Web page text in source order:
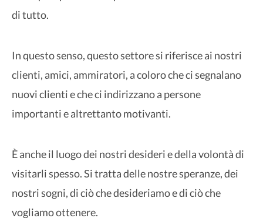
di tutto.
In questo senso, questo settore si riferisce ai nostri
clienti, amici, ammiratori, a coloro che ci segnalano
nuovi clienti e che ci indirizzano a persone
importanti e altrettanto motivanti.
È anche il luogo dei nostri desideri e della volontà di
visitarli spesso. Si tratta delle nostre speranze, dei
nostri sogni, di ciò che desideriamo e di ciò che
vogliamo ottenere.